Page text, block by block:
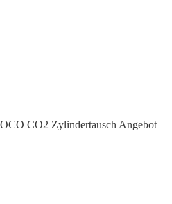
CO2 Zylindertausch Angebot